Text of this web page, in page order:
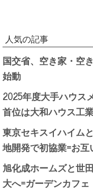
人気の記事
国交省、空き家・空
始動
2025年度大手ハウス
首位は大和ハウス工
東京セキスイハイム
地開発で初協業=お
旭化成ホームズと世
大へ=ガーデンカフ